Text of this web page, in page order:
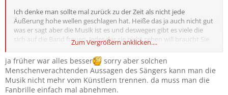
Ich denke man sollte mal zurück zu der Zeit als nicht jede
Äußerung hohe wellen geschlagen hat. Heiße das ja auch nicht gut
was er sagt aber die Musik ist es und deswegen gibt es viele die
sich auf die Band freuen. Jeder der sie nicht sehen will braucht Sie
ja nicht Anhören oder nicht aufs Festival zu gehen!
Zum Vergrößern anklicken....
ja früher war alles besser
sorry aber solchen
Menschenverachtenden Aussagen des Sängers kann man die
Musik nicht mehr vom Künstlern trennen. da muss man die
Fanbrille einfach mal abnehmen.